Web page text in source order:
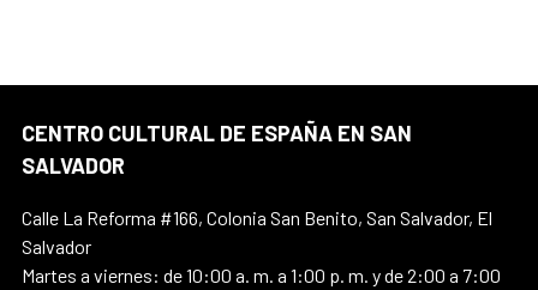
CENTRO CULTURAL DE ESPAÑA EN SAN
SALVADOR
Calle La Reforma #166, Colonia San Benito, San Salvador, El
Salvador
Martes a viernes: de 10:00 a. m. a 1:00 p. m. y de 2:00 a 7:00